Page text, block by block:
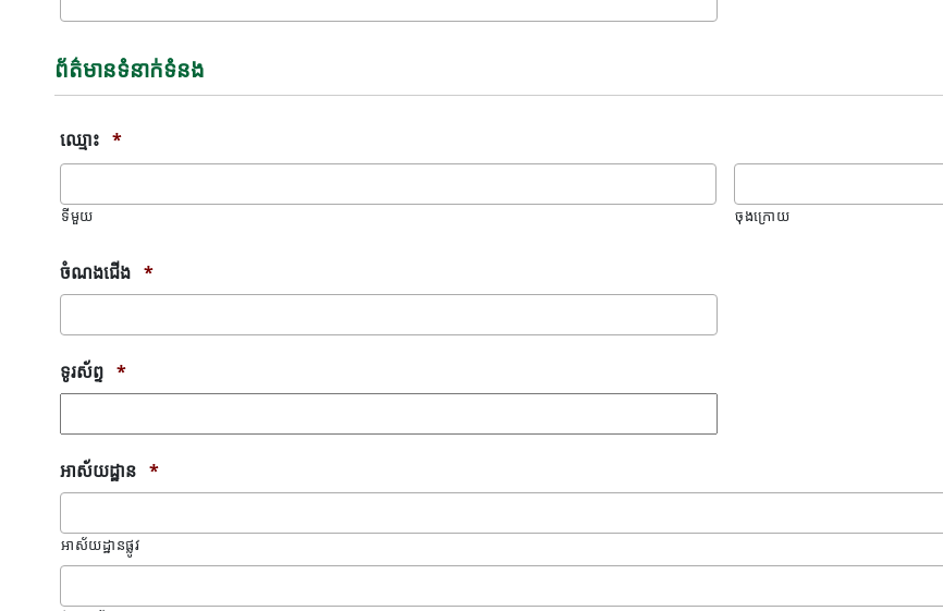
ព័ត៌មានទំនាក់ទំនង
ឈ្មោះ *
ទីមួយ ចុងក្រោយ
ចំណងជើង *
ទូរស័ព្ទ *
អាស័យដ្ឋាន *
អាស័យដ្ឋានផ្លូវ